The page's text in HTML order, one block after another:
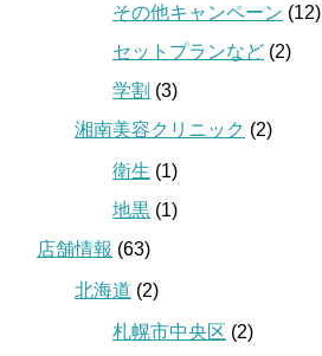
その他キャンペーン (12)
セットプランなど (2)
学割 (3)
湘南美容クリニック (2)
衛生 (1)
地黒 (1)
店舗情報 (63)
北海道 (2)
札幌市中央区 (2)